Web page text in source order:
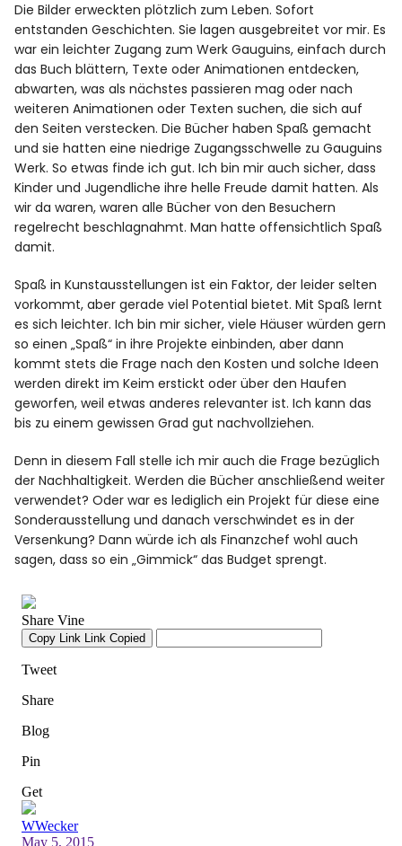
Die Bilder erweckten plötzlich zum Leben. Sofort
entstanden Geschichten. Sie lagen ausgebreitet vor mir. Es
war ein leichter Zugang zum Werk Gauguins, einfach durch
das Buch blättern, Texte oder Animationen entdecken,
abwarten, was als nächstes passieren mag oder nach
weiteren Animationen oder Texten suchen, die sich auf
den Seiten verstecken. Die Bücher haben Spaß gemacht
und sie hatten eine niedrige Zugangsschwelle zu Gauguins
Werk. So etwas finde ich gut. Ich bin mir auch sicher, dass
Kinder und Jugendliche ihre helle Freude damit hatten. Als
wir da waren, waren alle Bücher von den Besuchern
regelrecht beschlagnahmt. Man hatte offensichtlich Spaß
damit.
Spaß in Kunstausstellungen ist ein Faktor, der leider selten
vorkommt, aber gerade viel Potential bietet. Mit Spaß lernt
es sich leichter. Ich bin mir sicher, viele Häuser würden gern
so einen „Spaß“ in ihre Projekte einbinden, aber dann
kommt stets die Frage nach den Kosten und solche Ideen
werden direkt im Keim erstickt oder über den Haufen
geworfen, weil etwas anderes relevanter ist. Ich kann das
bis zu einem gewissen Grad gut nachvollziehen.
Denn in diesem Fall stelle ich mir auch die Frage bezüglich
der Nachhaltigkeit. Werden die Bücher anschließend weiter
verwendet? Oder war es lediglich ein Projekt für diese eine
Sonderausstellung und danach verschwindet es in der
Versenkung? Dann würde ich als Finanzchef wohl auch
sagen, dass so ein „Gimmick“ das Budget sprengt.